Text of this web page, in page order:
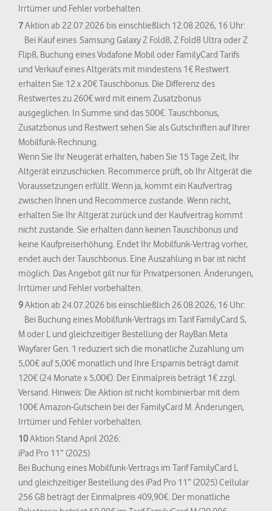
Irrtümer und Fehler vorbehalten.
7Aktion ab 22.07.2026 bis einschließlich 12.08.2026, 16 Uhr:
Bei Kauf eines Samsung Galaxy Z Fold8, Z Fold8 Ultra oder Z
Flip8, Buchung eines Vodafone Mobil oder FamilyCard Tarifs
und Verkauf eines Altgeräts mit mindestens 1€ Restwert
erhalten Sie 12 x 20€ Tauschbonus. Die Differenz des
Restwertes zu 260€ wird mit einem Zusatzbonus
ausgeglichen. In Summe sind das 500€. Tauschbonus,
Zusatzbonus und Restwert sehen Sie als Gutschriften auf Ihrer
Mobilfunk-Rechnung.
Wenn Sie Ihr Neugerät erhalten, haben Sie 15 Tage Zeit, Ihr
Altgerät einzuschicken. Recommerce prüft, ob Ihr Altgerät die
Voraussetzungen erfüllt. Wenn ja, kommt ein Kaufvertrag
zwischen Ihnen und Recommerce zustande. Wenn nicht,
erhalten Sie Ihr Altgerät zurück und der Kaufvertrag kommt
nicht zustande. Sie erhalten dann keinen Tauschbonus und
keine Kaufpreiserhöhung. Endet Ihr Mobilfunk-Vertrag vorher,
endet auch der Tauschbonus. Eine Auszahlung in bar ist nicht
möglich. Das Angebot gilt nur für Privatpersonen. Änderungen,
Irrtümer und Fehler vorbehalten.
9Aktion ab 24.07.2026 bis einschließlich 26.08.2026, 16 Uhr:
Bei Buchung eines Mobilfunk-Vertrags im Tarif FamilyCard S,
M oder L und gleichzeitiger Bestellung der RayBan Meta
Wayfarer Gen. 1 reduziert sich die monatliche Zuzahlung um
5,00€ auf 5,00€ monatlich und Ihre Ersparnis beträgt damit
120€ (24 Monate x 5,00€). Der Einmalpreis beträgt 1€ zzgl.
Versand. Hinweis: Die Aktion ist nicht kombinierbar mit dem
100€ Amazon-Gutschein bei der FamilyCard M. Änderungen,
Irrtümer und Fehler vorbehalten.
10Aktion Stand April 2026:
iPad Pro 11“ (2025)
Bei Buchung eines Mobilfunk-Vertrags im Tarif FamilyCard L
und gleichzeitiger Bestellung des iPad Pro 11“ (2025) Cellular
256 GB beträgt der Einmalpreis 409,90€. Der monatliche